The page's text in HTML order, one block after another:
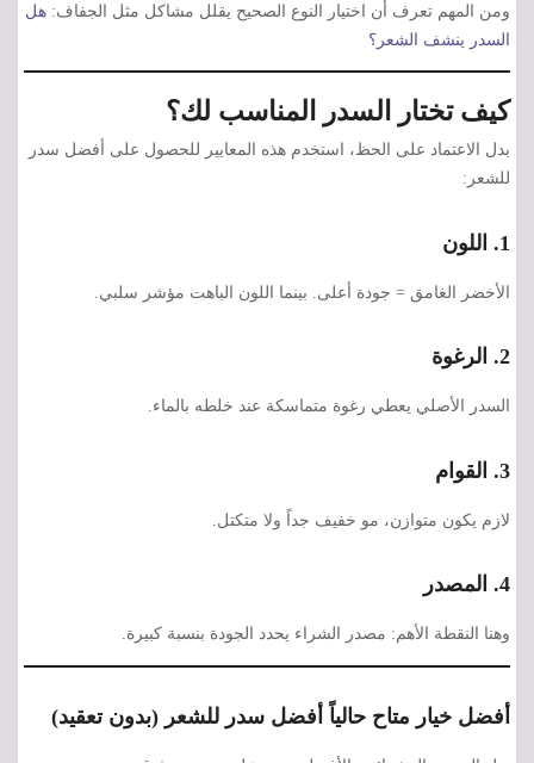
ومن المهم تعرف أن اختيار النوع الصحيح يقلل مشاكل مثل الجفاف: هل
السدر ينشف الشعر؟
كيف تختار السدر المناسب لك؟
بدل الاعتماد على الحظ، استخدم هذه المعايير للحصول على أفضل سدر
للشعر:
1. اللون
الأخضر الغامق = جودة أعلى. بينما اللون الباهت مؤشر سلبي.
2. الرغوة
السدر الأصلي يعطي رغوة متماسكة عند خلطه بالماء.
3. القوام
لازم يكون متوازن، مو خفيف جداً ولا متكتل.
4. المصدر
وهنا النقطة الأهم: مصدر الشراء يحدد الجودة بنسبة كبيرة.
أفضل خيار متاح حالياً أفضل سدر للشعر (بدون تعقيد)